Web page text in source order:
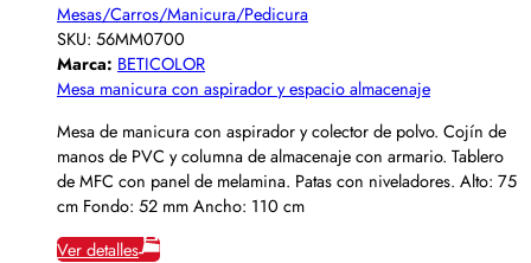
Mesas/Carros/Manicura/Pedicura
SKU: 56MM0700
Marca: BETICOLOR
Mesa manicura con aspirador y espacio almacenaje
Mesa de manicura con aspirador y colector de polvo. Cojín de
manos de PVC y columna de almacenaje con armario. Tablero
de MFC con panel de melamina. Patas con niveladores. Alto: 75
cm Fondo: 52 mm Ancho: 110 cm
Ver detalles